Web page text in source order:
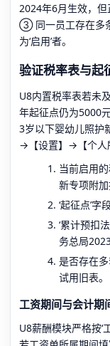
2024年6月生效，但
③ 同一员工存在多
为‘启用’者。
验证税率表与起
U8内置税率表若未
年起征点仍为5000
3岁以下婴幼儿照护
→【设置】→【个人
当前启用
新专项附加
‘起征点’字
‘累计预扣
务总局
是否存在
试用旧表。
工资期间与会计期
U8薪酬模块严格按‘